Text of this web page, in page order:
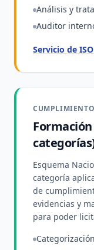
Análisis y
Auditor
Servicio de
Formación
Esquema
categoría
de
evidencias y
para poder